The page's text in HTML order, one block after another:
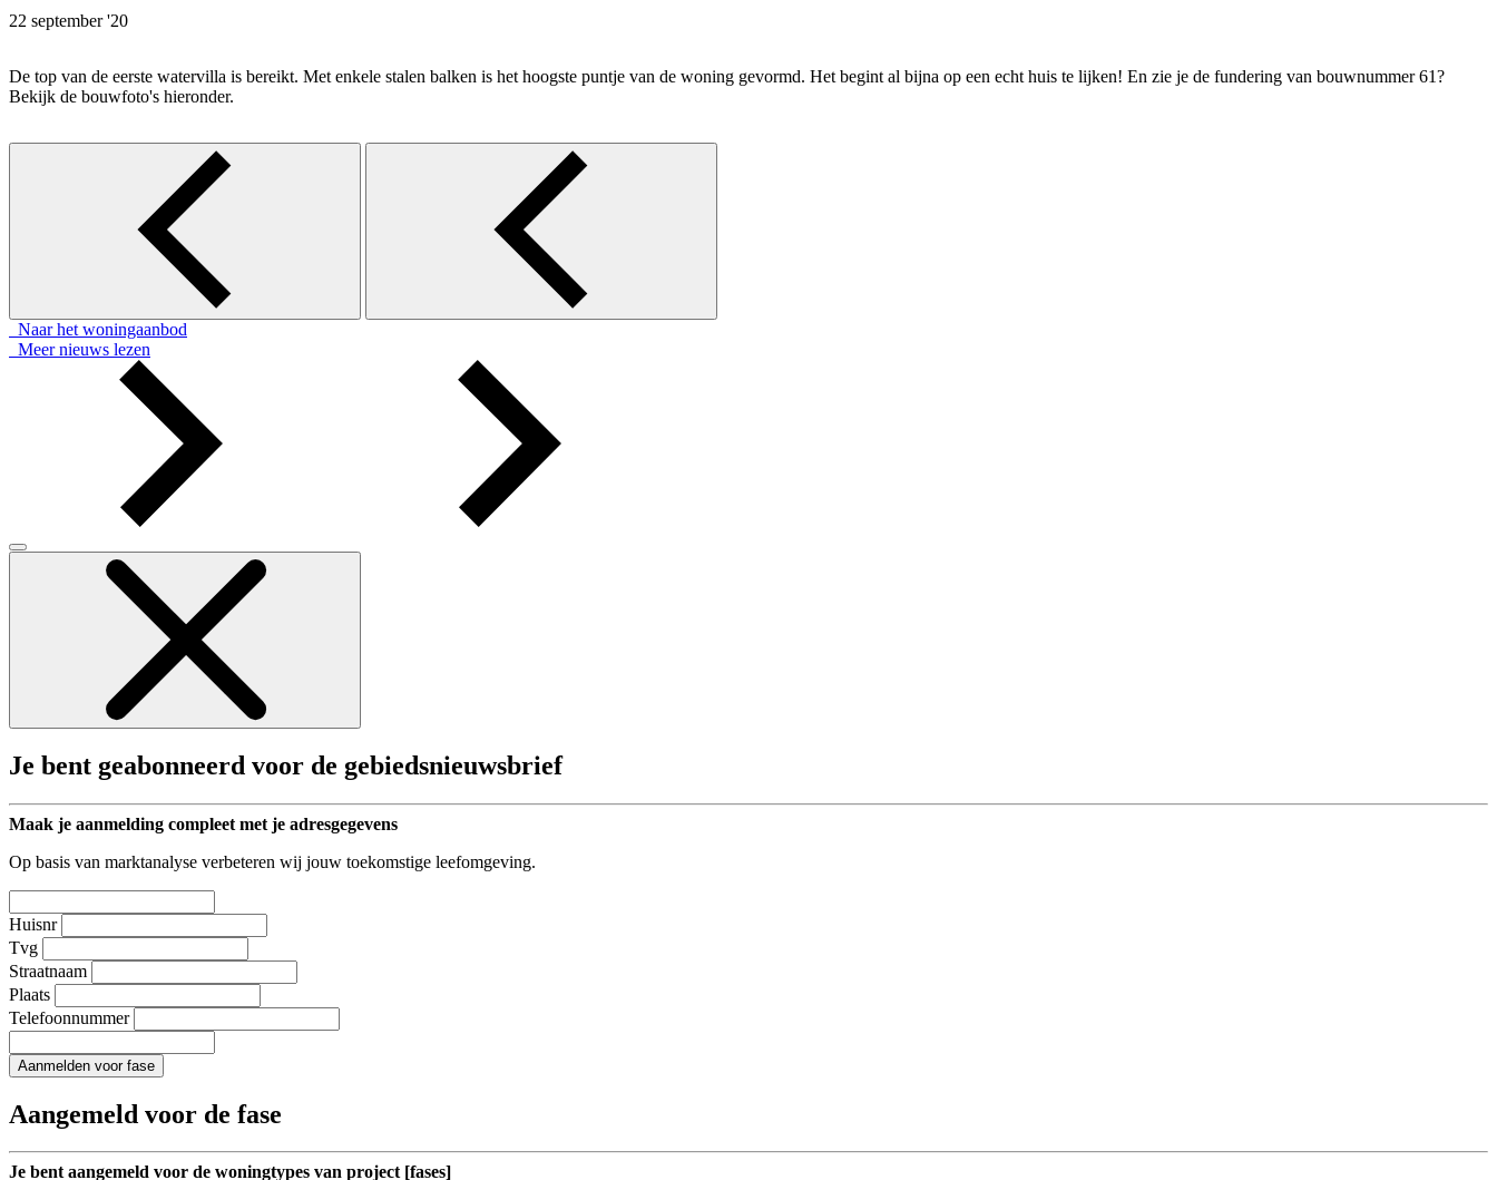
22 september '20
De top van de eerste watervilla is bereikt. Met enkele stalen balken is het hoogste puntje van de woning gevormd. Het begint al bijna op een echt huis te lijken! En zie je de fundering van bouwnummer 61?
Bekijk de bouwfoto's hieronder.
Naar het woningaanbod
Meer nieuws lezen
Je bent geabonneerd voor de gebiedsnieuwsbrief
Maak je aanmelding compleet met je adresgegevens
Op basis van marktanalyse verbeteren wij jouw toekomstige leefomgeving.
Huisnr
Tvg
Straatnaam
Plaats
Telefoonnummer
Aanmelden voor fase
Aangemeld voor de fase
Je bent aangemeld voor de woningtypes van project [fases]